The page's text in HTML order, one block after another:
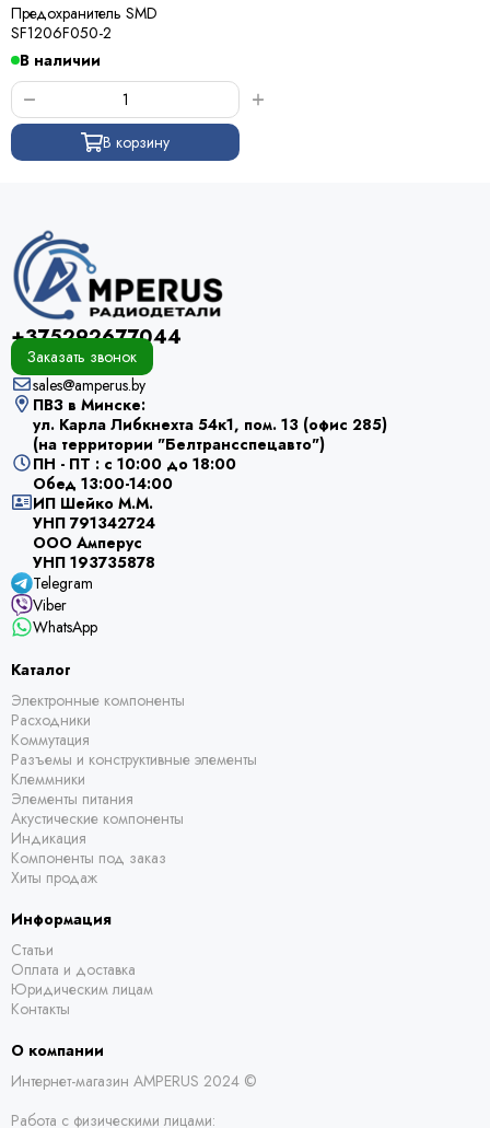
Предохранитель SMD
SF1206F050-2
В наличии
В корзину
+375292677044
Заказать звонок
sales@amperus.by
ПВЗ в Минске:
ул. Карла Либкнехта 54к1, пом. 13 (офис 285)
(на территории "Белтрансспецавто")
ПН - ПТ : с 10:00 до 18:00
Обед 13:00-14:00
ИП Шейко М.М.
УНП 791342724
ООО Амперус
УНП 193735878
Telegram
Viber
WhatsApp
Каталог
Электронные компоненты
Расходники
Коммутация
Разъемы и конструктивные элементы
Клеммники
Элементы питания
Акустические компоненты
Индикация
Компоненты под заказ
Хиты продаж
Информация
Статьи
Оплата и доставка
Юридическим лицам
Контакты
О компании
Интернет-магазин AMPERUS 2024 ©
Работа с физическими лицами: